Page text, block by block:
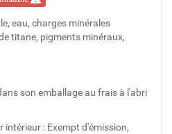
eau, charges minérales
titane, pigments minéraux,
son emballage au frais à l'abri
intérieur : Exempt d'émission,